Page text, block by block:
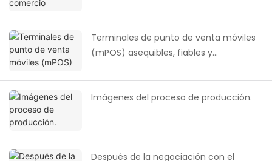
de punto de venta inteligente y con
visión de negocio?
Terminales de punto de venta móviles
(mPOS) asequibles, fiables y
en África.
Imágenes del proceso de producción.
Después de la negociación con el